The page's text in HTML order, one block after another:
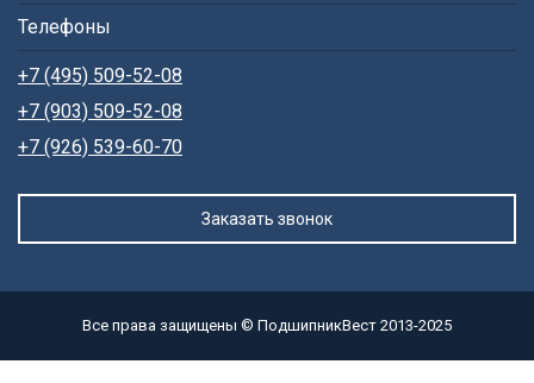
Телефоны
+7 (495) 509-52-08
+7 (903) 509-52-08
+7 (926) 539-60-70
Заказать звонок
Все права защищены © ПодшипникВест 2013-2025